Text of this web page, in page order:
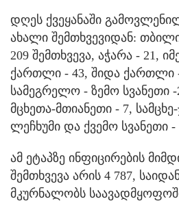
დღეს ქვეყანაში
ახალი შემთხვევიდან:
209 შემთხვევა, აჭარა - 21,
ქართლი - 43, შიდა ქართლი -
სამეგრელო - ზემო სვანეთი -
მცხეთა-მთიანეთი - 7,
ლეჩხუმი და ქვემო სვანეთი -
ამ ეტაპზე ინფიცირების
შემთხვევა არის 4 787,
მკურნალობს